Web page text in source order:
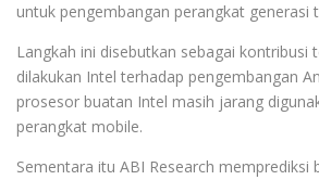
untuk pengembangan perangkat generasi
Langkah ini disebutkan sebagai kontribusi
dilakukan Intel terhadap pengembangan
prosesor buatan Intel masih jarang
perangkat mobile.
Sementara itu ABI Research memprediksi